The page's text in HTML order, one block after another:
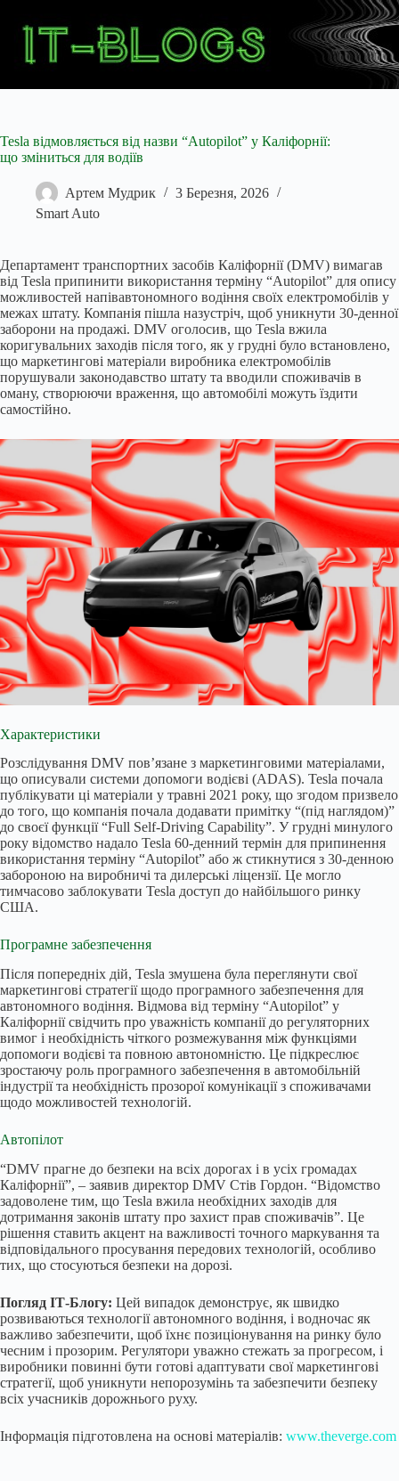
Tesla відмовляється від назви “Autopilot” у Каліфорнії:
що зміниться для водіїв
Артем Мудрик
3 Березня, 2026
Smart Auto
Департамент транспортних засобів Каліфорнії (DMV) вимагав
від Tesla припинити використання терміну “Autopilot” для опису
можливостей напівавтономного водіння своїх електромобілів у
межах штату. Компанія пішла назустріч, щоб уникнути 30-денної
заборони на продажі. DMV оголосив, що Tesla вжила
коригувальних заходів після того, як у грудні було встановлено,
що маркетингові матеріали виробника електромобілів
порушували законодавство штату та вводили споживачів в
оману, створюючи враження, що автомобілі можуть їздити
самостійно.
Характеристики
Розслідування DMV пов’язане з маркетинговими матеріалами,
що описували системи допомоги водієві (ADAS). Tesla почала
публікувати ці матеріали у травні 2021 року, що згодом призвело
до того, що компанія почала додавати примітку “(під наглядом)”
до своєї функції “Full Self-Driving Capability”. У грудні минулого
року відомство надало Tesla 60-денний термін для припинення
використання терміну “Autopilot” або ж стикнутися з 30-денною
забороною на виробничі та дилерські ліцензії. Це могло
тимчасово заблокувати Tesla доступ до найбільшого ринку
США.
Програмне забезпечення
Після попередніх дій, Tesla змушена була переглянути свої
маркетингові стратегії щодо програмного забезпечення для
автономного водіння. Відмова від терміну “Autopilot” у
Каліфорнії свідчить про уважність компанії до регуляторних
вимог і необхідність чіткого розмежування між функціями
допомоги водієві та повною автономністю. Це підкреслює
зростаючу роль програмного забезпечення в автомобільній
індустрії та необхідність прозорої комунікації з споживачами
щодо можливостей технологій.
Автопілот
“DMV прагне до безпеки на всіх дорогах і в усіх громадах
Каліфорнії”, – заявив директор DMV Стів Гордон. “Відомство
задоволене тим, що Tesla вжила необхідних заходів для
дотримання законів штату про захист прав споживачів”. Це
рішення ставить акцент на важливості точного маркування та
відповідального просування передових технологій, особливо
тих, що стосуються безпеки на дорозі.
Погляд ІТ-Блогу: Цей випадок демонструє, як швидко
розвиваються технології автономного водіння, і водночас як
важливо забезпечити, щоб їхнє позиціонування на ринку було
чесним і прозорим. Регулятори уважно стежать за прогресом, і
виробники повинні бути готові адаптувати свої маркетингові
стратегії, щоб уникнути непорозумінь та забезпечити безпеку
всіх учасників дорожнього руху.
Інформація підготовлена на основі матеріалів: www.theverge.com